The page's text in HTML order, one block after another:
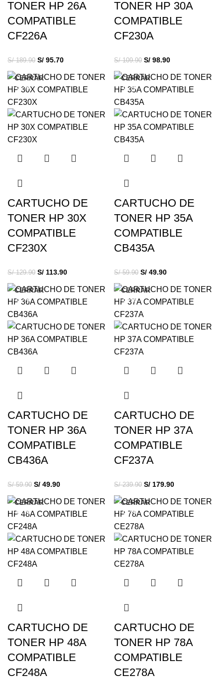
TONER HP 26A
COMPATIBLE
CF226A
S/189.90 S/ 95.70
TONER HP 30A
COMPATIBLE
CF230A
S/109.90 S/ 98.90
-12%
CERRAR
CARTUCHO DE
TONER HP 30X
COMPATIBLE
CF230X
S/129.90 S/ 113.90
-17%
CERRAR
CARTUCHO DE
TONER HP 35A
COMPATIBLE
CB435A
S/59.90 S/ 49.90
-17%
CERRAR
CARTUCHO DE
TONER HP 36A
COMPATIBLE
CB436A
S/59.90 S/ 49.90
-25%
CERRAR
CARTUCHO DE
TONER HP 37A
COMPATIBLE
CF237A
S/239.90 S/ 179.90
-31%
CERRAR
CARTUCHO DE
TONER HP 48A
COMPATIBLE
CF248A
-17%
CERRAR
CARTUCHO DE
TONER HP 78A
COMPATIBLE
CE278A